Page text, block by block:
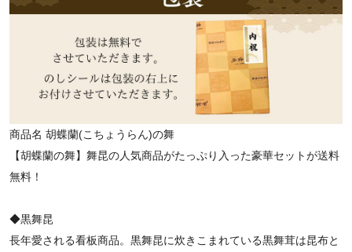
商品名 胡蝶蘭(こちょうらん)の舞
【胡蝶蘭の舞】舞昆の人気商品がたっぷり入った豪華セットが送料
無料！
◆黒舞昆
長年愛される看板商品。黒舞昆に炊きこまれている黒舞茸は昆布と